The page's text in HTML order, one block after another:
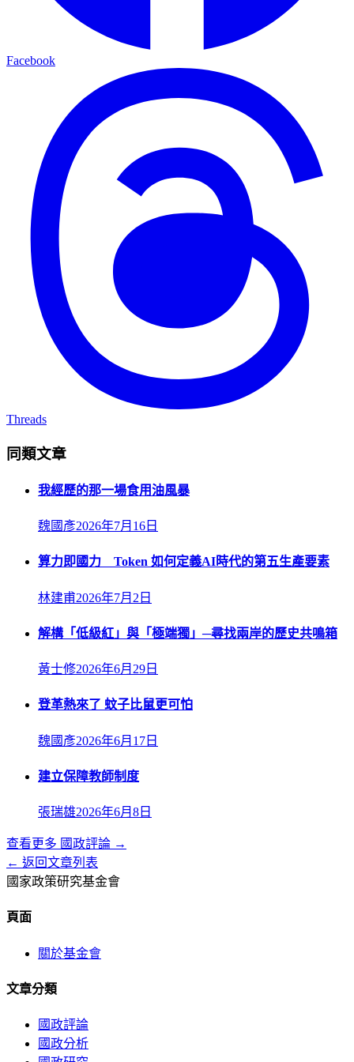
Facebook
Threads
同類文章
我經歷的那一場食用油風暴
魏國彥2026年7月16日
算力即國力 Token 如何定義AI時代的第五生產要素
林建甫2026年7月2日
解構「低級紅」與「極端獨」─尋找兩岸的歷史共鳴箱
黃士修2026年6月29日
登革熱來了 蚊子比鼠更可怕
魏國彥2026年6月17日
建立保障教師制度
張瑞雄2026年6月8日
查看更多 國政評論 →
← 返回文章列表
國家政策研究基金會
頁面
關於基金會
文章分類
國政評論
國政分析